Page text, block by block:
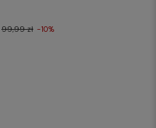
99,99 zł -10%